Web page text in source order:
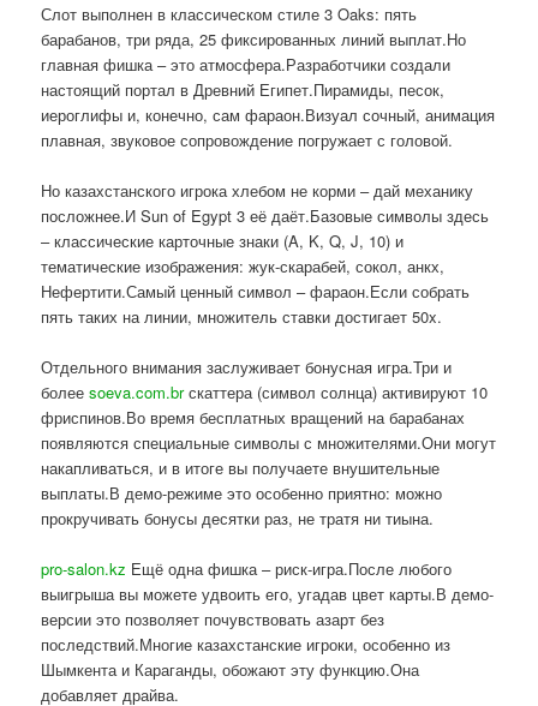
Слот выполнен в классическом стиле 3 Oaks: пять
барабанов, три ряда, 25 фиксированных линий выплат.Но
главная фишка – это атмосфера.Разработчики создали
настоящий портал в Древний Египет.Пирамиды, песок,
иероглифы и, конечно, сам фараон.Визуал сочный, анимация
плавная, звуковое сопровождение погружает с головой.
Но казахстанского игрока хлебом не корми – дай механику
посложнее.И Sun of Egypt 3 её даёт.Базовые символы здесь
– классические карточные знаки (A, K, Q, J, 10) и
тематические изображения: жук-скарабей, сокол, анкх,
Нефертити.Самый ценный символ – фараон.Если собрать
пять таких на линии, множитель ставки достигает 50x.
Отдельного внимания заслуживает бонусная игра.Три и
болееsoeva.com.brскаттера (символ солнца) активируют 10
фриспинов.Во время бесплатных вращений на барабанах
появляются специальные символы с множителями.Они могут
накапливаться, и в итоге вы получаете внушительные
выплаты.В демо-режиме это особенно приятно: можно
прокручивать бонусы десятки раз, не тратя ни тиына.
pro-salon.kz Ещё одна фишка – риск-игра.После любого
выигрыша вы можете удвоить его, угадав цвет карты.В демо-
версии это позволяет почувствовать азарт без
последствий.Многие казахстанские игроки, особенно из
Шымкента и Караганды, обожают эту функцию.Она
добавляет драйва.